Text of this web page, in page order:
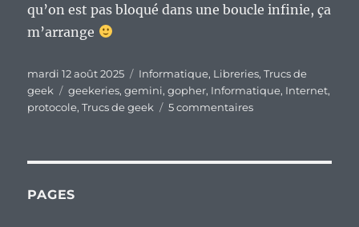
qu’on est pas bloqué dans une boucle infinie, ça
m’arrange
Publié
le
mardi 12 août 2025 Catégories
Informatique, Libreries,Trucs de
geek
Étiquettes
geekeries,gemini,gopher, Informatique, Internet,
protocole,Trucs de geek 5 commentairessur
PAGES